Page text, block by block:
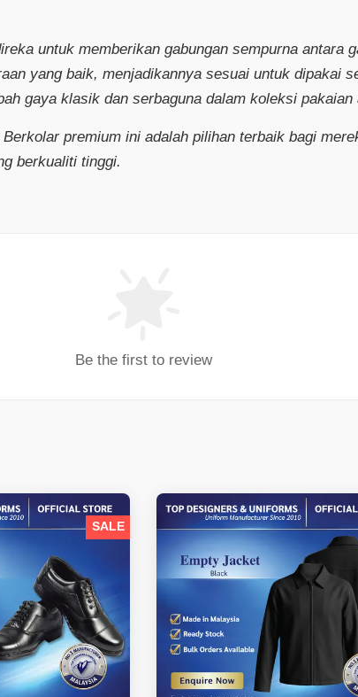
untuk memberikan gabungan sempurna antara
yang baik, menjadikannya sesuai untuk dipakai
gaya klasik dan serbaguna dalam koleksi pakaian
premium ini adalah pilihan terbaik bagi
berkualiti tinggi.
Be the first to review
SALE